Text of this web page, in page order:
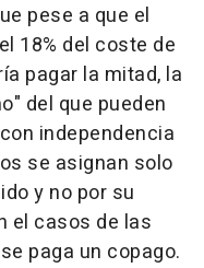
pese a que el
18% del coste de
pagar la mitad, la
del que pueden
independencia
se asignan solo
y no por su
el casos de las
paga un copago.